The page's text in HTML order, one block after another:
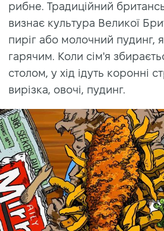
рибне. Традиційний
визнає культура Великої
пиріг або молочний пудинг,
гарячим. Коли сім'я
столом, у хід ідуть коронні
вирізка, овочі, пудинг.